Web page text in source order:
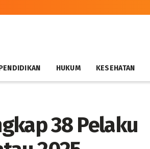
HUKUM KESEHATAN
38 Pelaku